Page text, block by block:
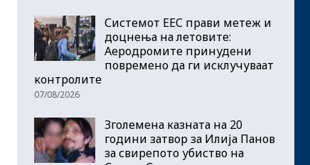
Системот ЕЕС прави метеж и
доцнења на летовите:
Аеродромите принудени
повремено да ги исклучуваат
контролите
07/08/2026
Зголемена казната на 20
години затвор за Илија Панов
за свирепото убиство на